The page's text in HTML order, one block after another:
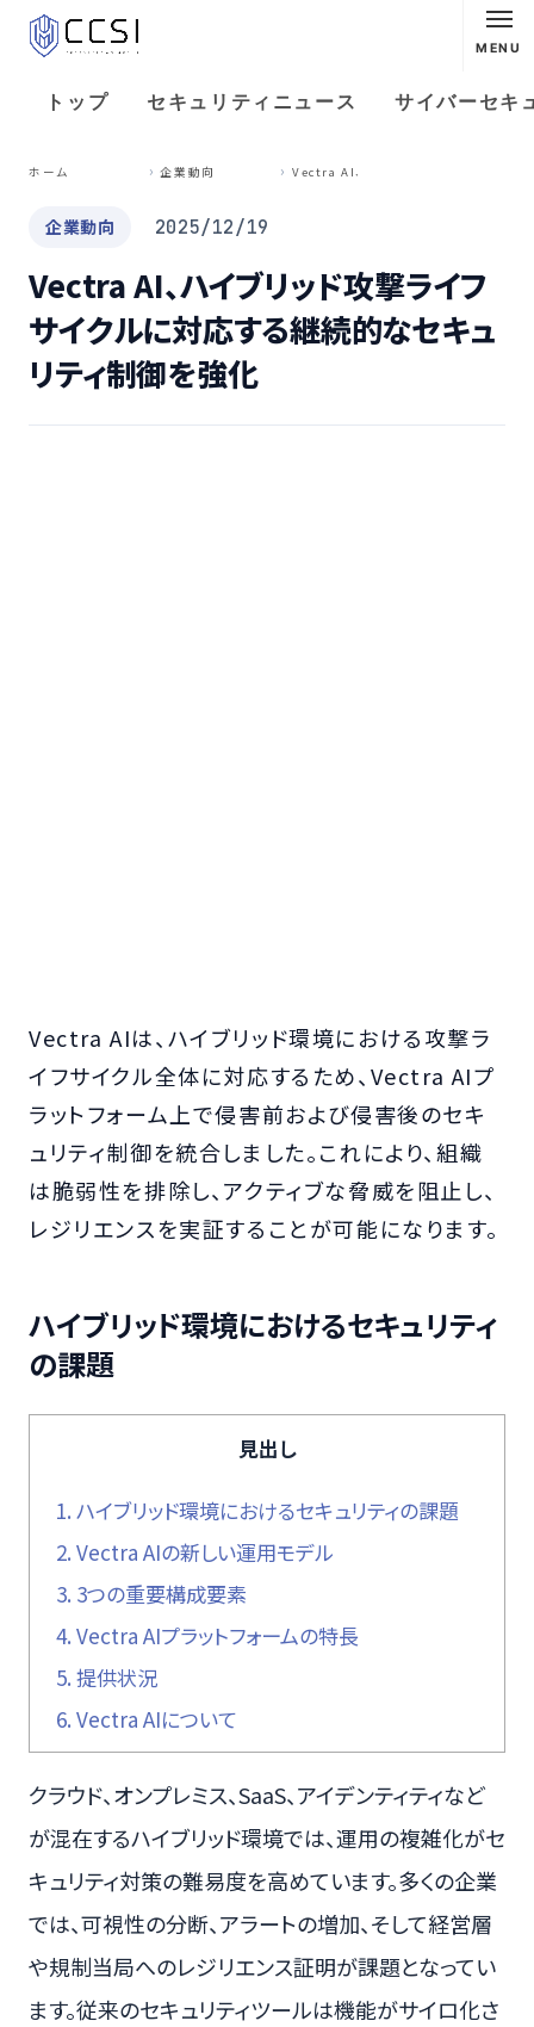
MENU
トップ セキュリティニュース サイバーセキ
ホーム 企業動向
企業動向 2025/12/19
Vectra AI、ハイブリッド攻撃ライフ
サイクルに対応する継続的なセキュ
リティ制御を強化
Vectra AIは、ハイブリッド環境における攻撃ラ
イフサイクル全体に対応するため、Vectra AIプ
ラットフォーム上で侵害前および侵害後のセキ
ュリティ制御を統合しました。これにより、組織
は脆弱性を排除し、アクティブな脅威を阻止し、
レジリエンスを実証することが可能になります。
ハイブリッド環境におけるセキュリティ
の課題
見出し
1. ハイブリッド環境におけるセキュリティの課題
2. Vectra AIの新しい運用モデル
3. 3つの重要構成要素
4. Vectra AIプラットフォームの特長
5. 提供状況
6. Vectra AIについて
クラウド、オンプレミス、SaaS、アイデンティティなど
が混在するハイブリッド環境では、運用の複雑化がセ
キュリティ対策の難易度を高めています。多くの企業
では、可視性の分断、アラートの増加、そして経営層
や規制当局へのレジリエンス証明が課題となってい
ます。従来のセキュリティツールは機能がサイロ化さ